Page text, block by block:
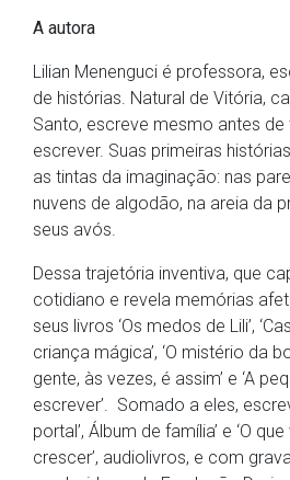
A autora
Lilian Menenguci é professora,
de histórias. Natural de Vitória,
Santo, escreve mesmo antes de
escrever. Suas primeiras
as tintas da imaginação: nas
nuvens de algodão, na areia da
seus avós.
Dessa trajetória inventiva, que
cotidiano e revela memórias
seus livros ‘Os medos de Lili’,
criança mágica’, ‘O mistério da
gente, às vezes, é assim’ e ‘A
escrever’. Somado a eles,
portal’, Álbum de família’ e ‘O
crescer’, audiolivros, e com